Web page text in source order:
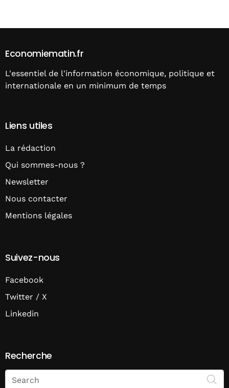
Economiematin.fr
L'essentiel de l'information économique, politique et
internationale en un minimum de temps
Liens utiles
La rédaction
Qui sommes-nous ?
Newsletter
Nous contacter
Mentions légales
Suivez-nous
Facebook
Twitter / X
Linkedin
Recherche
Search
on